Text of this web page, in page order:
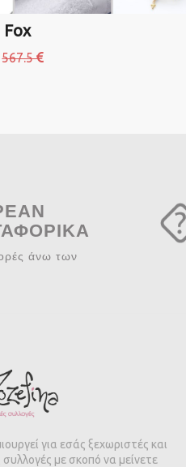
Fox
567.5
άνω των
για εσάς ξεχωριστές και
συλλογές με σκοπό να μείνετε